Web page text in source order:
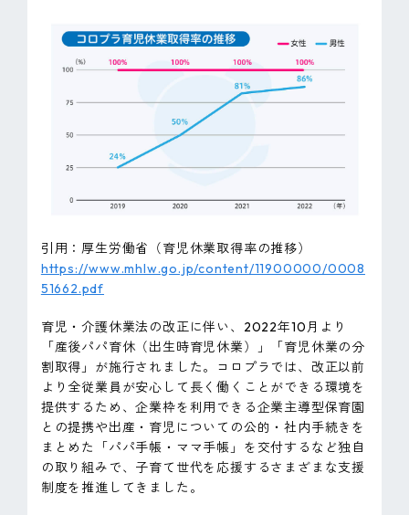
引用：厚生労働省（育児休業取得率の推移）
https://www.mhlw.go.jp/content/11900000/0008
51662.pdf
育児・介護休業法の改正に伴い、2022年10月より
「産後パパ育休（出生時育児休業）」「育児休業の分
割取得」が施行されました。コロプラでは、改正以前
より全従業員が安心して長く働くことができる環境を
提供するため、企業枠を利用できる企業主導型保育園
との提携や出産・育児についての公的・社内手続きを
まとめた「パパ手帳・ママ手帳」を交付するなど独自
の取り組みで、子育て世代を応援するさまざまな支援
制度を推進してきました。